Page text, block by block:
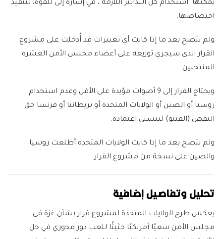
يمكنها "استخدام كل التدابير اللازمة"، في إشارة إلى للقوة، لتنفيذ
اختصاصها.
ولم يتضح بعد ما إذا كانت أي تغييرات قد أُدخلت على مشروع
القرار الذي سيجري توزيعه على أعضاء مجلس الأمن العشرة
المنتخبين.
ويحتاج القرار إلى 9 أصوات مؤيدة على الأقل وعدم استخدام
روسيا أو الصين أو الولايات المتحدة أو بريطانيا أو فرنسا حق
النقض (الفيتو) ليتسنى اعتماده.
ولم يتضح بعد ما إذا كانت الولايات المتحدة أطلعت روسيا
والصين على نسخة من مشروع القرار.
تحليل وتفاصيل إضافية
يعكس طرح الولايات المتحدة لمشروع قرار بشأن غزة في
مجلس الأمن سعيًا أمريكيًا حثيثًا للعب دور محوري في حل